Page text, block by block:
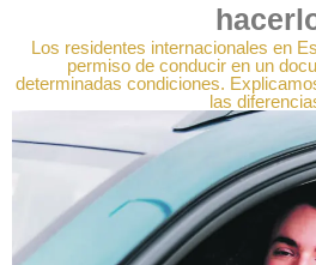
Los residentes internacionales en
permiso de conducir en un
determinadas condiciones.
las